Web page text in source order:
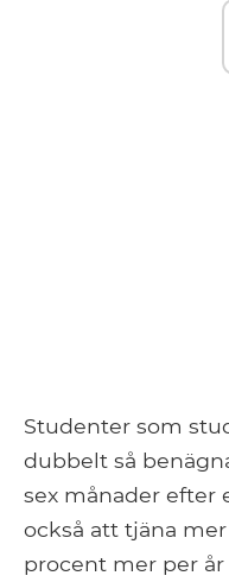
Studenter som
dubbelt så
sex månader efter
också att tjäna
procent mer per